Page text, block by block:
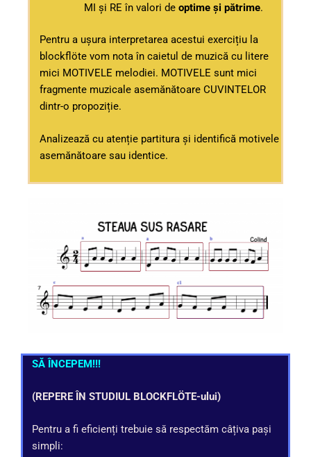
MI și RE în valori de optime și pătrime.
Pentru a ușura interpretarea acestui exercițiu la
blockflöte vom nota în caietul de muzică cu litere
mici MOTIVELE melodiei. MOTIVELE sunt mici
fragmente muzicale asemănătoare CUVINTELOR
dintr-o propoziție.
Analizează cu atenție partitura și identifică motivele
asemănătoare sau identice.
SĂ ÎNCEPEM!!!
(REPERE ÎN STUDIUL BLOCKFLÖTE-ului)
Pentru a fi eficienți trebuie să respectăm câțiva pași
simpli: